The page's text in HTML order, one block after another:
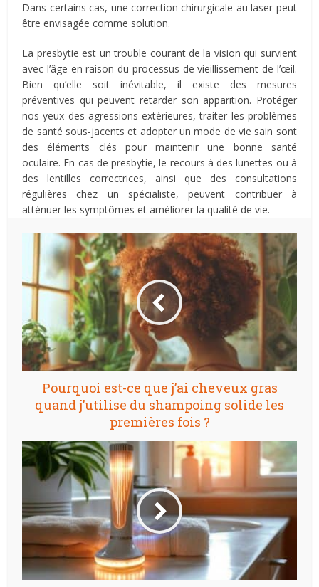
Dans certains cas, une correction chirurgicale au laser peut
être envisagée comme solution.
La presbytie est un trouble courant de la vision qui survient
avec l’âge en raison du processus de vieillissement de l’œil.
Bien qu’elle soit inévitable, il existe des mesures
préventives qui peuvent retarder son apparition. Protéger
nos yeux des agressions extérieures, traiter les problèmes
de santé sous-jacents et adopter un mode de vie sain sont
des éléments clés pour maintenir une bonne santé
oculaire. En cas de presbytie, le recours à des lunettes ou à
des lentilles correctrices, ainsi que des consultations
régulières chez un spécialiste, peuvent contribuer à
atténuer les symptômes et améliorer la qualité de vie.
Pourquoi est-ce que j’ai cheveux gras
quand j’utilise du shampoing solide les
premières fois ?